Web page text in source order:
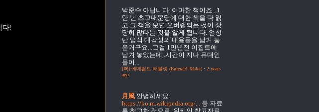
다!
박준수 아닙니다. 어마한 책이죠...1
만 년 초고대문명에 대한 책을 다 읽
고 그 책을 보면 오버랩되는 것이 상
당히 많다는 것을 알게 됩니다. 엄청
난 영적 대각성의 내용들을 남겨 놓
은거구요...그걸 1만년전 이집트에
남겨 놓았는데..시간이 지나 유대인
들이...
[책] 에메랄드 태블릿 (Emerald Tablet) · 2 years
ago
月風 안녕하세요.
https://ko.m.wikipedia.org/... 등 자료